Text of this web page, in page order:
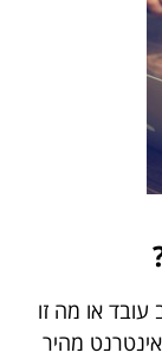
או מה זו
מהיר